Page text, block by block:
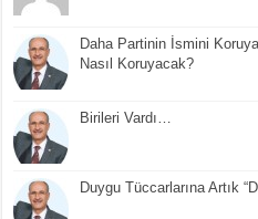
Daha Partinin İsmini
Nasıl Koruyacak?
Birileri Vardı…
Duygu Tüccarlarına Artık